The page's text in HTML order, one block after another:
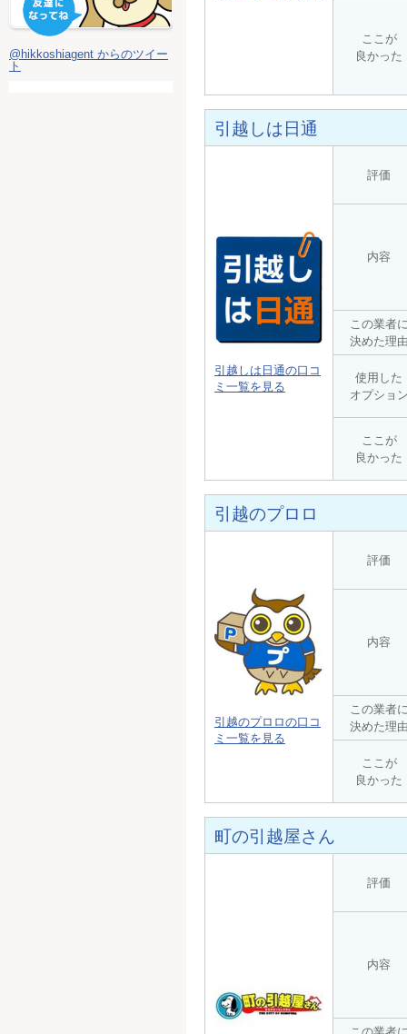
ここが
良かった
引越しは日通
引越しは日通の口コ
ミ一覧を見る
評価
内容
この業者
決めた理
使用した
オプショ
ここが
良かった
引越のプロロ
引越のプロロの口コ
ミ一覧を見る
評価
内容
この業者
決めた理
ここが
良かった
町の引越屋さん
評価
内容
@hikkoshiagent からのツイー
ト